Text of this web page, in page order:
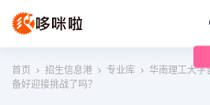
首页
招生信息港 专业库
华南理工大学
备好迎接挑战了吗？